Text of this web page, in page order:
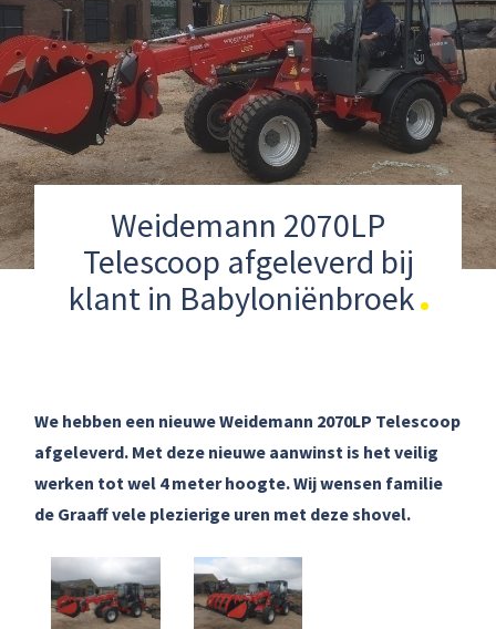
Weidemann 2070LP
Telescoop afgeleverd bij
klant in Babyloniënbroek
We hebben een nieuwe Weidemann 2070LP Telescoop
afgeleverd. Met deze nieuwe aanwinst is het veilig
werken tot wel 4 meter hoogte. Wij wensen familie
de Graaff vele plezierige uren met deze shovel.